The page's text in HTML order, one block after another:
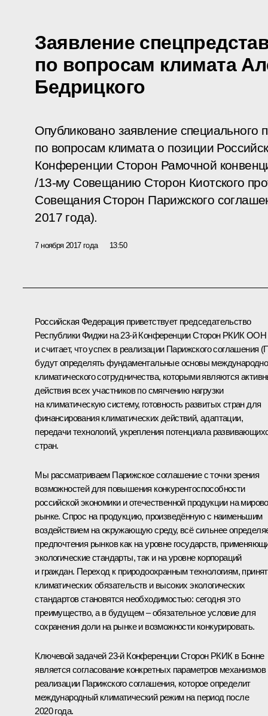
Заявление
по вопросам климата
Бедрицкого
Опубликовано заявление специального
по вопросам климата о позиции
Конференции Сторон Рамочной
/13-му Совещанию Сторон Киотского
Совещания Сторон Парижского
2017 года).
7 ноября 2017 года 13:50
Российская Федерация приветствует председательство
Республики Фиджи на 23-й Конференции Сторон РКИК ООН
и считает, что успех в реализации Парижского соглашения
будут определять фундаментальные основы
климатического сотрудничества, которыми являются
действия всех участников по смягчению нагрузки
на климатическую систему, готовность развитых стран для
финансирования климатических действий, адаптации,
передачи технологий, укрепления потенциала
стран.
Мы рассматриваем Парижское соглашение с точки зрения
возможностей для повышения конкурентоспособности
российской экономики и отечественной продукции на
рынке. Спрос на продукцию, произведённую с наименьшим
воздействием на окружающую среду, всё сильнее
предпочтения рынков как на уровне государств,
экологические стандарты, так и на уровне корпораций
и граждан. Переход к природоохранным технологиям,
климатических обязательств и высоких экологических
стандартов становятся необходимостью: сегодня это
преимущество, а в будущем – обязательное условие для
сохранения доли на рынке и возможности конкурировать.
Ключевой задачей 23-й Конференции Сторон РКИК в Бонне
является согласование конкретных параметров механизмов
реализации Парижского соглашения, которое определит
международный климатический режим на период после
2020 года.